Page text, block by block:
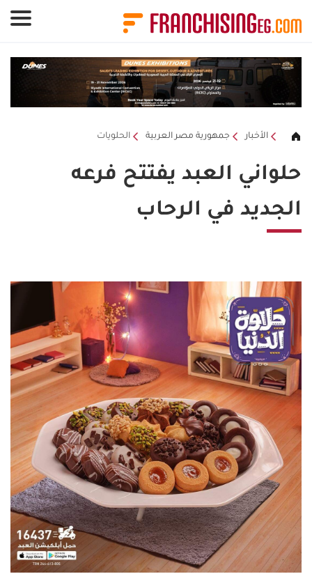
الأخبار جمهورية مصر العربية الحلويات
حلواني العبد يفتتح فرعه
الجديد في الرحاب
لوحة إدارة ملفات تعريف الارتباط